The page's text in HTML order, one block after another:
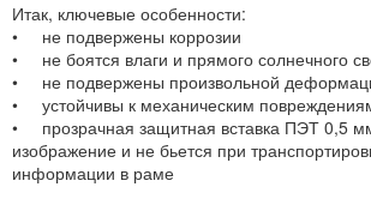
Итак, ключевые особенности:
• не подвержены коррозии
• не боятся влаги и прямого солнечного
• не подвержены произвольной
• устойчивы к механическим
• прозрачная защитная вставка ПЭТ 0,5
изображение и не бьется при
информации в раме